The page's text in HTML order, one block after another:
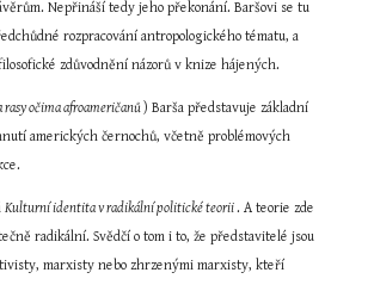
Nepřináší tedy jeho překonání. Baršovi se tu
rozpracování antropologického tématu, a
zdůvodnění názorů v knize hájených.
rasy očima afroameričanů ) Barša představuje základní
amerických černochů, včetně problémových
Kulturní identita v radikální politické teorii . A teorie zde
radikální. Svědčí o tom i to, že představitelé jsou
marxisty nebo zhrzenými marxisty, kteří